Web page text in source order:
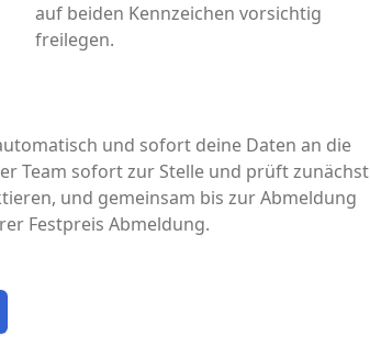
auf beiden Kennzeichen vorsichtig
freilegen.
und sofort deine Daten an die
Team sofort zur Stelle und prüft zunächst
und gemeinsam bis zur Abmeldung
Festpreis Abmeldung.